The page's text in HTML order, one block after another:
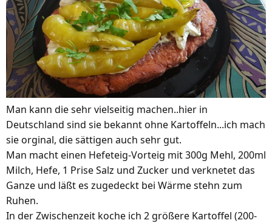
Man kann die sehr vielseitig machen..hier in
Deutschland sind sie bekannt ohne Kartoffeln...ich mach
sie orginal, die sättigen auch sehr gut.
Man macht einen Hefeteig-Vorteig mit 300g Mehl, 200ml
Milch, Hefe, 1 Prise Salz und Zucker und verknetet das
Ganze und läßt es zugedeckt bei Wärme stehn zum
Ruhen.
In der Zwischenzeit koche ich 2 größere Kartoffel (200-